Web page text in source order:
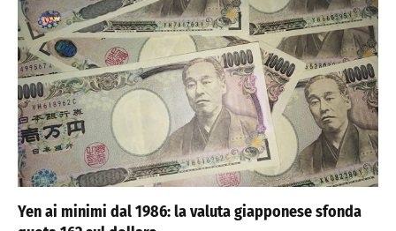
Yen ai minimi dal 1986: la valuta giapponese sfonda